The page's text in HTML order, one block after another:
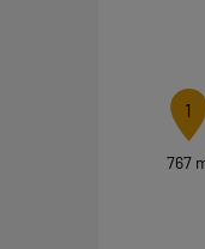
1
767